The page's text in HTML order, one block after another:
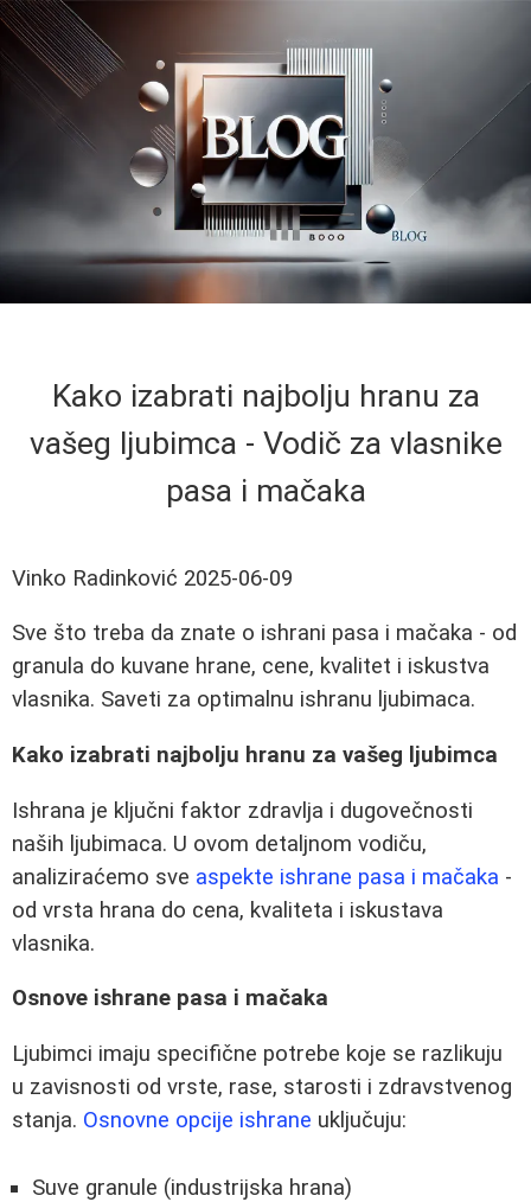
Kako izabrati najbolju hranu za
vašeg ljubimca - Vodič za vlasnike
pasa i mačaka
Vinko Radinković 2025-06-09
Sve što treba da znate o ishrani pasa i mačaka - od
granula do kuvane hrane, cene, kvalitet i iskustva
vlasnika. Saveti za optimalnu ishranu ljubimaca.
Kako izabrati najbolju hranu za vašeg ljubimca
Ishrana je ključni faktor zdravlja i dugovečnosti
naših ljubimaca. U ovom detaljnom vodiču,
analiziraćemo sve aspekte ishrane pasa i mačaka -
od vrsta hrana do cena, kvaliteta i iskustava
vlasnika.
Osnove ishrane pasa i mačaka
Ljubimci imaju specifične potrebe koje se razlikuju
u zavisnosti od vrste, rase, starosti i zdravstvenog
stanja. Osnovne opcije ishrane uključuju:
Suve granule (industrijska hrana)